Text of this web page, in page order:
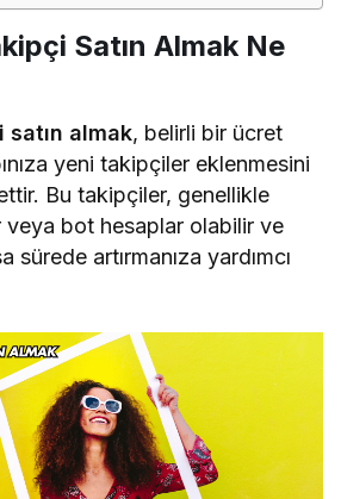
Satın Almak Ne
almak, belirli bir ücret
yeni takipçiler eklenmesini
Bu takipçiler, genellikle
veya bot hesaplar olabilir ve
sürede artırmanıza yardımcı